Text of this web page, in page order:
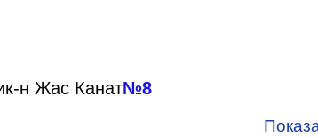
н Жас Канат№8